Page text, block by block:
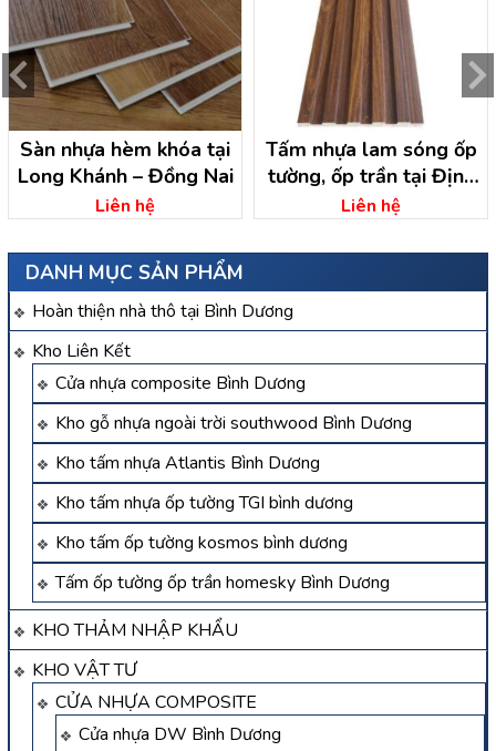
DANH MỤC SẢN PHẨM
Hoàn thiện nhà thô tại Bình Dương
Kho Liên Kết
Cửa nhựa composite Bình Dương
Kho gỗ nhựa ngoài trời southwood Bình Dương
Kho tấm nhựa Atlantis Bình Dương
Kho tấm nhựa ốp tường TGI bình dương
Kho tấm ốp tường kosmos bình dương
Tấm ốp tường ốp trần homesky Bình Dương
KHO THẢM NHẬP KHẨU
KHO VẬT TƯ
CỬA NHỰA COMPOSITE
Cửa nhựa DW Bình Dương
Sàn nhựa hèm khóa tại
Long Khánh – Đồng Nai
Liên hệ
Tấm nhựa lam sóng ốp
tường, ốp trần tại Định
Quán – Đồng Nai
Liên hệ